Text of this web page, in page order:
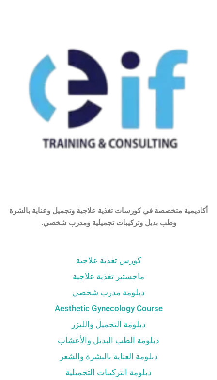
أكاديمية متخصصة في كورسات تغذية علاجية وتجميل وعناية بالشرة
وطب بديل وتركيبات تجميلية ومدرب شخصي.
كورس تغذية علاجية
ماجستير تغذية علاجية
دبلومة مدرب شخصي
Aesthetic Gynecology Course
دبلومة التجميل والليزر
دبلومة الطب البديل والأعشاب
دبلومة العناية بالبشرة والشعر
دبلومة التركيبات التجميلية